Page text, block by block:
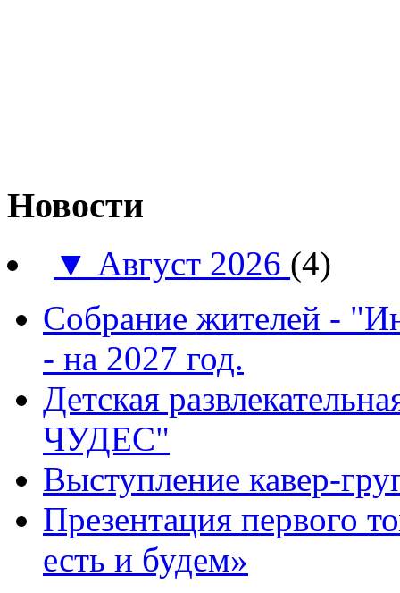
Новости
▼ Август 2026 (4)
Собрание жителей -
- на 2027 год.
Детская
ЧУДЕС"
Выступление кавер-
Презентация первого
есть и будем»